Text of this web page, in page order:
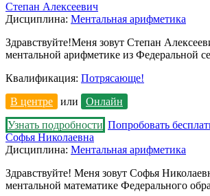
Степан Алексеевич
Дисциплина: Ментальная арифметика
Здравствуйте!Меня зовут Степан
ментальной арифметике из Федеральной
Квалификация: Потрясающе!
В центре
или
Онлайн
Узнать подробности Попробовать
Софья Николаевна
Дисциплина: Ментальная арифметика
Здравствуйте! Меня зовут Софья
ментальной математике Федерального